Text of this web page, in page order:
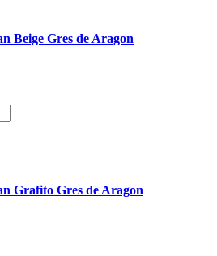
Beige Gres de Aragon
Grafito Gres de Aragon